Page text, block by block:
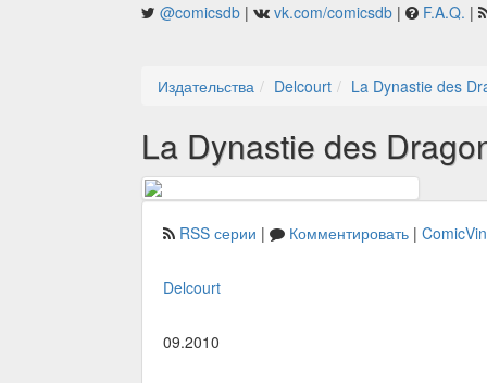
@comicsdb | vk.com/comicsdb | F.A.Q. |
Издательства Delcourt La Dynastie des
La Dynastie des
RSS серии | Комментировать |
Delcourt
09.2010